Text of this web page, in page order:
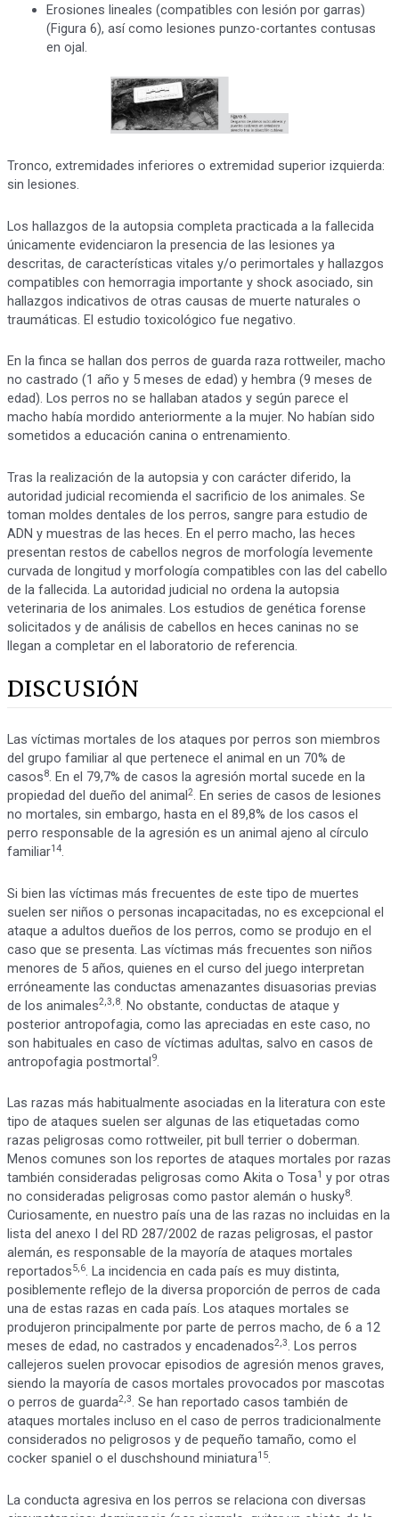
Erosiones lineales (compatibles con lesión por garras)
(Figura 6), así como lesiones punzo-cortantes contusas
en ojal.
Tronco, extremidades inferiores o extremidad superior izquierda:
sin lesiones.
Los hallazgos de la autopsia completa practicada a la fallecida
únicamente evidenciaron la presencia de las lesiones ya
descritas, de características vitales y/o perimortales y hallazgos
compatibles con hemorragia importante y shock asociado, sin
hallazgos indicativos de otras causas de muerte naturales o
traumáticas. El estudio toxicológico fue negativo.
En la finca se hallan dos perros de guarda raza rottweiler, macho
no castrado (1 año y 5 meses de edad) y hembra (9 meses de
edad). Los perros no se hallaban atados y según parece el
macho había mordido anteriormente a la mujer. No habían sido
sometidos a educación canina o entrenamiento.
Tras la realización de la autopsia y con carácter diferido, la
autoridad judicial recomienda el sacrificio de los animales. Se
toman moldes dentales de los perros, sangre para estudio de
ADN y muestras de las heces. En el perro macho, las heces
presentan restos de cabellos negros de morfología levemente
curvada de longitud y morfología compatibles con las del cabello
de la fallecida. La autoridad judicial no ordena la autopsia
veterinaria de los animales. Los estudios de genética forense
solicitados y de análisis de cabellos en heces caninas no se
llegan a completar en el laboratorio de referencia.
DISCUSIÓN
Las víctimas mortales de los ataques por perros son miembros
del grupo familiar al que pertenece el animal en un 70% de
casos8. En el 79,7% de casos la agresión mortal sucede en la
propiedad del dueño del animal2. En series de casos de lesiones
no mortales, sin embargo, hasta en el 89,8% de los casos el
perro responsable de la agresión es un animal ajeno al círculo
familiar14.
Si bien las víctimas más frecuentes de este tipo de muertes
suelen ser niños o personas incapacitadas, no es excepcional el
ataque a adultos dueños de los perros, como se produjo en el
caso que se presenta. Las víctimas más frecuentes son niños
menores de 5 años, quienes en el curso del juego interpretan
erróneamente las conductas amenazantes disuasorias previas
de los animales2,3,8. No obstante, conductas de ataque y
posterior antropofagia, como las apreciadas en este caso, no
son habituales en caso de víctimas adultas, salvo en casos de
antropofagia postmortal9.
Las razas más habitualmente asociadas en la literatura con este
tipo de ataques suelen ser algunas de las etiquetadas como
razas peligrosas como rottweiler, pit bull terrier o doberman.
Menos comunes son los reportes de ataques mortales por razas
también consideradas peligrosas como Akita o Tosa1 y por otras
no consideradas peligrosas como pastor alemán o husky8.
Curiosamente, en nuestro país una de las razas no incluidas en la
lista del anexo I del RD 287/2002 de razas peligrosas, el pastor
alemán, es responsable de la mayoría de ataques mortales
reportados5,6. La incidencia en cada país es muy distinta,
posiblemente reflejo de la diversa proporción de perros de cada
una de estas razas en cada país. Los ataques mortales se
produjeron principalmente por parte de perros macho, de 6 a 12
meses de edad, no castrados y encadenados2,3. Los perros
callejeros suelen provocar episodios de agresión menos graves,
siendo la mayoría de casos mortales provocados por mascotas
o perros de guarda2,3. Se han reportado casos también de
ataques mortales incluso en el caso de perros tradicionalmente
considerados no peligrosos y de pequeño tamaño, como el
cocker spaniel o el duschshound miniatura15.
La conducta agresiva en los perros se relaciona con diversas